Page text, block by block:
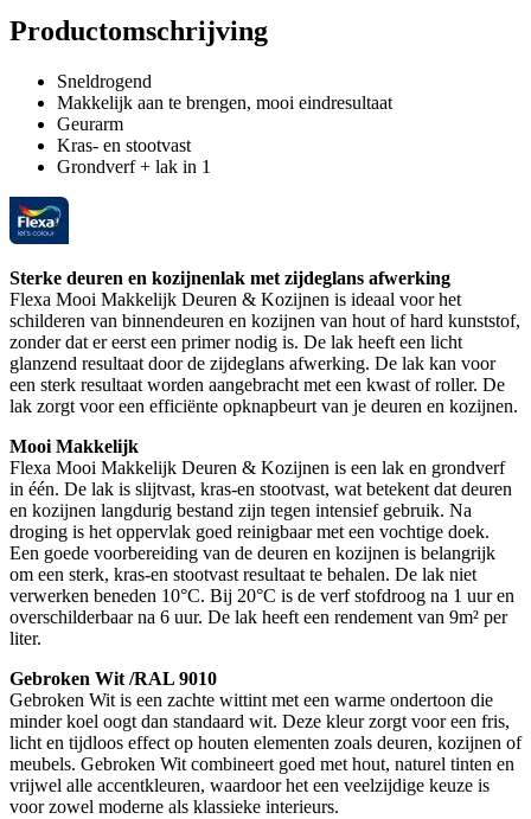
Productomschrijving
Sneldrogend
Makkelijk aan te brengen, mooi eindresultaat
Geurarm
Kras- en stootvast
Grondverf + lak in 1
Sterke deuren en kozijnenlak met zijdeglans afwerking
Flexa Mooi Makkelijk Deuren & Kozijnen is ideaal voor het
schilderen van binnendeuren en kozijnen van hout of hard kunststof,
zonder dat er eerst een primer nodig is. De lak heeft een licht
glanzend resultaat door de zijdeglans afwerking. De lak kan voor
een sterk resultaat worden aangebracht met een kwast of roller. De
lak zorgt voor een efficiënte opknapbeurt van je deuren en kozijnen.
Mooi Makkelijk
Flexa Mooi Makkelijk Deuren & Kozijnen is een lak en grondverf
in één. De lak is slijtvast, kras-en stootvast, wat betekent dat deuren
en kozijnen langdurig bestand zijn tegen intensief gebruik. Na
droging is het oppervlak goed reinigbaar met een vochtige doek.
Een goede voorbereiding van de deuren en kozijnen is belangrijk
om een sterk, kras-en stootvast resultaat te behalen. De lak niet
verwerken beneden 10°C. Bij 20°C is de verf stofdroog na 1 uur en
overschilderbaar na 6 uur. De lak heeft een rendement van 9m² per
liter.
Gebroken Wit /RAL 9010
Gebroken Wit is een zachte wittint met een warme ondertoon die
minder koel oogt dan standaard wit. Deze kleur zorgt voor een fris,
licht en tijdloos effect op houten elementen zoals deuren, kozijnen of
meubels. Gebroken Wit combineert goed met hout, naturel tinten en
vrijwel alle accentkleuren, waardoor het een veelzijdige keuze is
voor zowel moderne als klassieke interieurs.